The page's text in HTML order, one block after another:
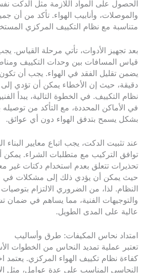
الحصول على المواد اللازمة مثل الدكت
والموصلات، وأنابيب الهواء. تأكد من أن
متناسبة مع نظام التكييف المركزي
بعد تجهيز الأدوات، تأتي مرحلة القياس.
قياس المسافات بين وحدات التكييف
يضمن تقليل الفقد في الهواء. يجب أن
دقيقة، حيث إن الأخطاء يمكن أن تؤدي
نظام التكييف. في الخطوة التالية، يبدأ
في الأماكن المحددة، مع التأكد من
بشكل يسمح بتدفق الهواء دون أي عوائق.
عند تثبيت الدكت، يجب اتباع معايير البناء
توافق التركيب مع متطلبات الشراء. يمكن
تحذيرات تتعلق بعدم استخدام دكتات غير
حيث يمكن أن يؤدي ذلك إلى مشكلات في
النظام. لذا، من الضروري الالتزام
والتوجيهات الفنية، مما يساهم في ضمان
عالية على المدى الطويل.
امتداد نحاس المكيفات: طرق وأساليب
تعتبر عملية تمديد النحاس من الخطوات
كفاءة نظام تكييف الهواء المركزي. يعتمد
النحاسي المناسب على عدة عوامل، مثل